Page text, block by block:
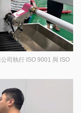
司執行 ISO 9001 與 ISO